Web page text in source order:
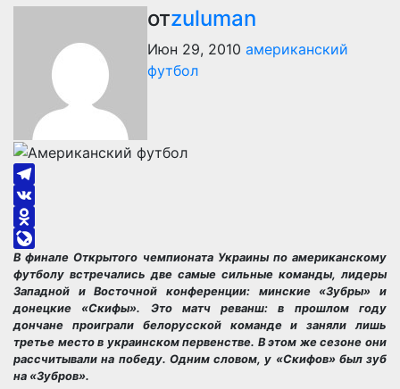
отzuluman
Июн 29, 2010 американский
футбол
Telegram
VK
Odnoklassniki
LiveJournal
В финале Открытого чемпионата Украины по американскому
футболу встречались две самые сильные команды, лидеры
Западной и Восточной конференции: минские «Зубры» и
донецкие «Скифы». Это матч реванш: в прошлом году
дончане проиграли белорусской команде и заняли лишь
третье место в украинском первенстве. В этом же сезоне они
рассчитывали на победу. Одним словом, у «Скифов» был зуб
на «Зубров».